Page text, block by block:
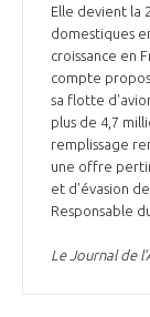
Elle devient la
domestiques
croissance en
compte
sa flotte
plus de 4,7
remplissage
une offre
et d’évasion
Responsable
Le Journal de